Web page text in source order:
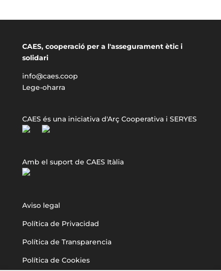
CAES, cooperació per a l'assegurament ètic i
solidari
info@caes.coop
Lege-oharra
CAES és una iniciativa d'Arç Cooperativa i SERYES
Amb el suport de CAES Itàlia
Aviso legal
Política de Privacidad
Política de Transparencia
Política de Cookies